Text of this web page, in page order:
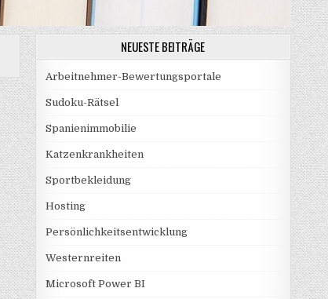
NEUESTE BEITRÄGE
Arbeitnehmer-Bewertungsportale
Sudoku-Rätsel
Spanienimmobilie
Katzenkrankheiten
Sportbekleidung
Hosting
Persönlichkeitsentwicklung
Westernreiten
Microsoft Power BI